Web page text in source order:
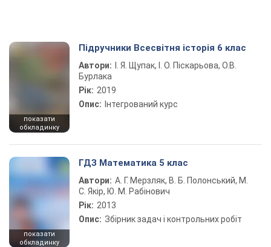
показати
обкладинку
Підручники Всесвітня історія 6 клас
Автори:
І. Я. Щупак, І. О. Піскарьова, О.В.
Бурлака
Рік: 2019
Опис: Інтегрований курс
показати
обкладинку
ГДЗ Математика 5 клас
Автори: А. Г. Мерзляк, В. Б. Полонський, М.
С. Якір, Ю. М. Рабінович
Рік: 2013
Опис: Збірник задач і контрольних робіт